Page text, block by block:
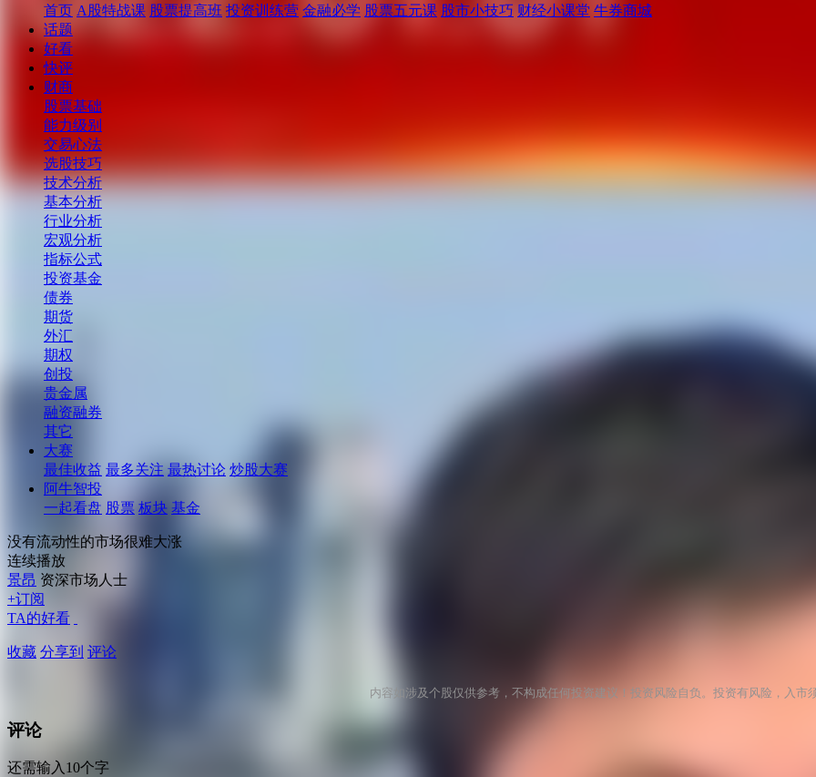
首页 A股特战课 股票提高班 投资训练营 金融必学 股票五元课 股市小技巧 财经小课堂 牛券商城
话题
好看
快评
财商
股票基础
能力级别
交易心法
选股技巧
技术分析
基本分析
行业分析
宏观分析
指标公式
投资基金
债券
期货
外汇
期权
创投
贵金属
融资融券
其它
大赛
最佳收益 最多关注 最热讨论 炒股大赛
阿牛智投
一起看盘 股票 板块 基金
没有流动性的市场很难大涨
连续播放
景昂 资深市场人士
+订阅
TA的好看
收藏 分享到 评论
内容如涉及个股仅供参考，不构成任何投资建议！投资风险自负。投资有风险，入市
评论
还需输入10个字